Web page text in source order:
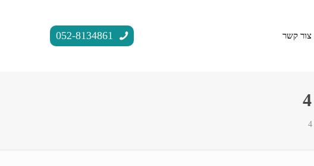
צור קשר